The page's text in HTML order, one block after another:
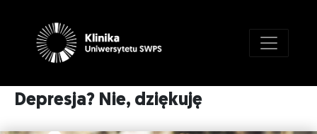
Depresja? Nie, dziękuję